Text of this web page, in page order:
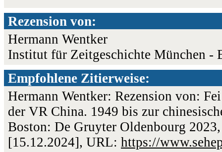
Rezension von:
Hermann Wentker
Institut für Zeitgeschichte München -
Empfohlene Zitierweise:
Hermann Wentker: Rezension von:
der VR China. 1949 bis zur
Boston: De Gruyter Oldenbourg
[15.12.2024], URL: https://